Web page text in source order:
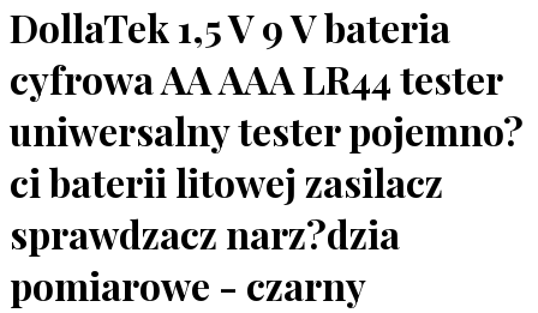
DollaTek 1,5 V 9 V bateria
cyfrowa AA AAA LR44 tester
uniwersalny tester pojemno?
ci baterii litowej zasilacz
sprawdzacz narz?dzia
pomiarowe - czarny